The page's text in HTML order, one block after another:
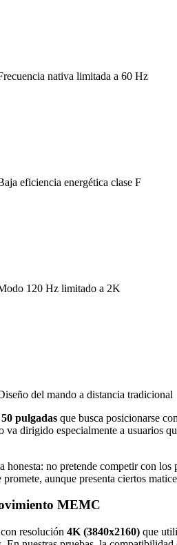
nativa limitada a 60 Hz
eficiencia energética clase F
120 Hz limitado a 2K
del mando a distancia tradicional
50 pulgadas que busca posicionarse
dirigido especialmente a usuarios
honesta: no pretende competir con
aunque presenta ciertos
MEMC
con resolución 4K (3840x2160) que